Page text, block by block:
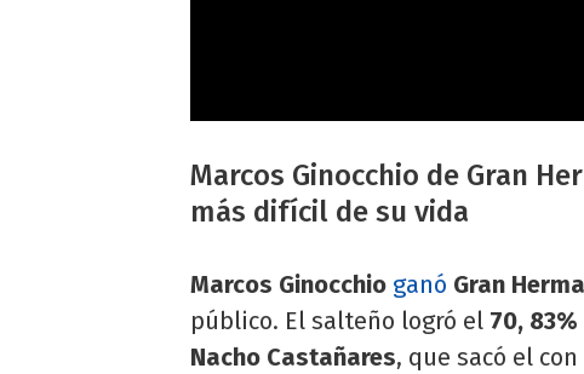
Marcos Ginocchio de Gran
más difícil de su vida
Marcos Ginocchio ganó Gran
público. El salteño logró el 70, 83%
Nacho Castañares, que sacó el con